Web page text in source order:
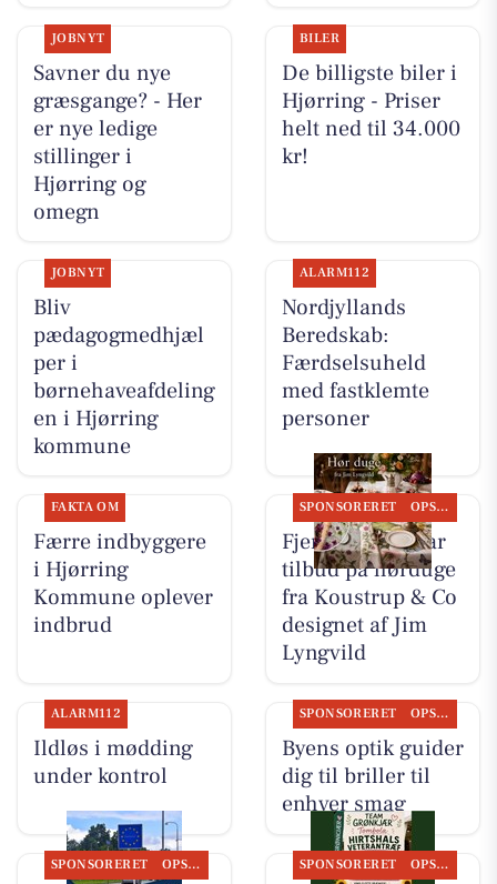
JOBNYT
Savner du nye
græsgange? - Her
er nye ledige
stillinger i
Hjørring og
omegn
BILER
De billigste biler i
Hjørring - Priser
helt ned til 34.000
kr!
JOBNYT
Bliv
pædagogmedhjæl
per i
børnehaveafdeling
en i Hjørring
kommune
ALARM112
Nordjyllands
Beredskab:
Færdselsuheld
med fastklemte
personer
FAKTA OM
Færre indbyggere
i Hjørring
Kommune oplever
indbrud
SPONSORERET OPSLAGSTAVLEN
Fjerrenseriet har
tilbud på hørduge
fra Koustrup & Co
designet af Jim
Lyngvild
ALARM112
Ildløs i mødding
under kontrol
SPONSORERET OPSLAGSTAVLEN
Byens optik guider
dig til briller til
enhver smag
SPONSORERET OPSLAGSTAVLEN SPONSORERET OPSLAGSTAVLEN